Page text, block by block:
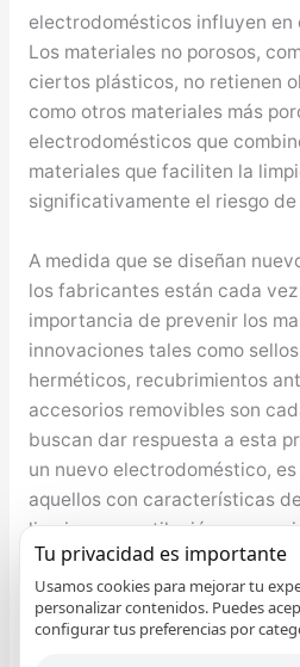
electrodomésticos influyen en
Los materiales no porosos,
ciertos plásticos, no retienen
como otros materiales más
electrodomésticos que
materiales que faciliten la
significativamente el riesgo de
A medida que se diseñan
los fabricantes están cada
importancia de prevenir los
innovaciones tales como
herméticos, recubrimientos
accesorios removibles son
buscan dar respuesta a esta
un nuevo electrodoméstico,
aquellos con características
limpieza y ventilación,
olores indeseados.
Consecuencias de no atender
Tu privacidad es importante
Usamos cookies para mejorar tu
personalizar contenidos. Puedes
configurar tus preferencias por